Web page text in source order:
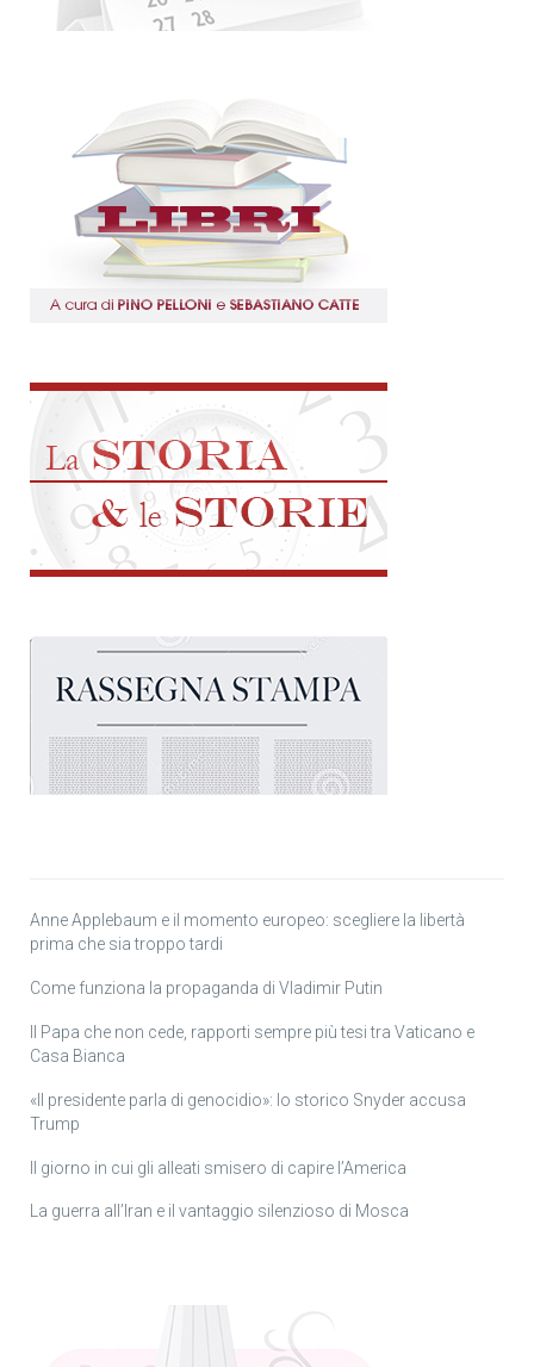
Anne Applebaum e il momento europeo: scegliere la libertà
prima che sia troppo tardi
Come funziona la propaganda di Vladimir Putin
Il Papa che non cede, rapporti sempre più tesi tra Vaticano e
Casa Bianca
«Il presidente parla di genocidio»: lo storico Snyder accusa
Trump
Il giorno in cui gli alleati smisero di capire l’America
La guerra all’Iran e il vantaggio silenzioso di Mosca